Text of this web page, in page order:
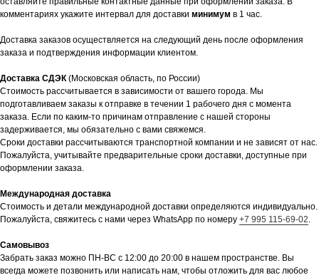
комментариях укажите интервал для доставки минимум в 1 час.
Доставка заказов осуществляется на следующий день после оформления
заказа и подтверждения информации клиентом.
Доставка СДЭК(Московская область, по России)
Стоимость рассчитывается в зависимости от вашего города. Мы
подготавливаем заказы к отправке в течении 1 рабочего дня с момента
заказа. Если по каким-то причинам отправление с нашей стороны
задерживается, мы обязательно с вами свяжемся.
Сроки доставки рассчитываются транспортной компании и не зависят от нас.
Пожалуйста, учитывайте предварительные сроки доставки, доступные при
оформлении заказа.
Международная доставка
Стоимость и детали международной доставки определяются индивидуально.
Пожалуйста, свяжитесь с нами через WhatsApp по номеру +7 995 115-69-02.
Самовывоз
Забрать заказ можно ПН-ВС с 12:00 до 20:00 в нашем пространстве. Вы
всегда можете позвонить или написать нам, чтобы отложить для вас любое